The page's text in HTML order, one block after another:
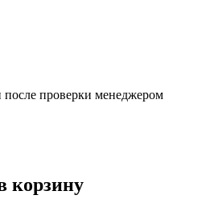
после проверки менеджером
корзину